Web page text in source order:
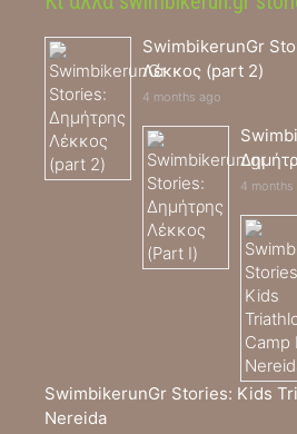
SwimbikerunGr
Λέκκος (part 2)
4 months ago
4 months
SwimbikerunGr Stories: Kids
Nereida